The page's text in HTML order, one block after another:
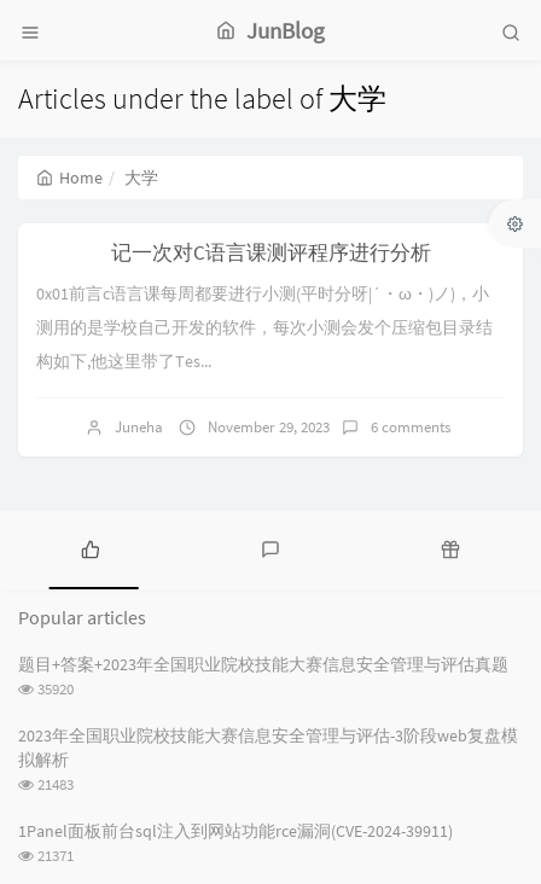
JunBlog
Articles under the label of 大学
Home 大学
记一次对C语言课测评程序进行分析
0x01前言c语言课每周都要进行小测(平时分呀|´・ω・)ノ)，小
测用的是学校自己开发的软件，每次小测会发个压缩包目录结
构如下,他这里带了Tes...
Juneha November 29, 2023 6 comments
P
p
u
l
r
i
e
s
c
o
e
d
o
c
l
Popular articles
题目+答案+2023年全国职业院校技能大赛信息安全管理与评估真题
浏
次
数:
35920
2023年全国职业院校技能大赛信息安全管理与评估-3阶段web复盘模
拟解析
浏
次
21483
1Panel面板前台sql注入到网站功能rce漏洞(CVE-2024-39911)
浏
21371